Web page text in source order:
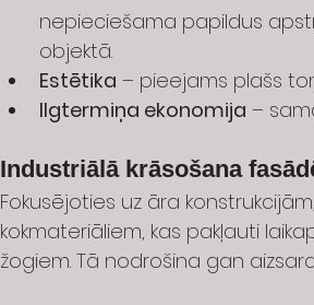
nepieciešama papildus
objektā.
Estētika – pieejams plašs
Ilgtermiņa ekonomija –
Industriālā krāsošana
Fokusējoties uz āra
kokmateriāliem, kas pakļauti
žogiem. Tā nodrošina gan